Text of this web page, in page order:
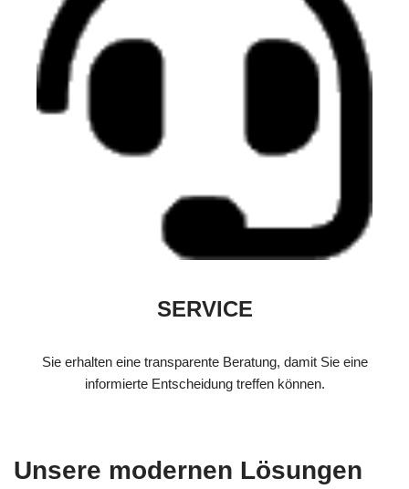
SERVICE
Sie erhalten eine transparente Beratung, damit Sie eine
informierte Entscheidung treffen können.
Unsere modernen Lösungen